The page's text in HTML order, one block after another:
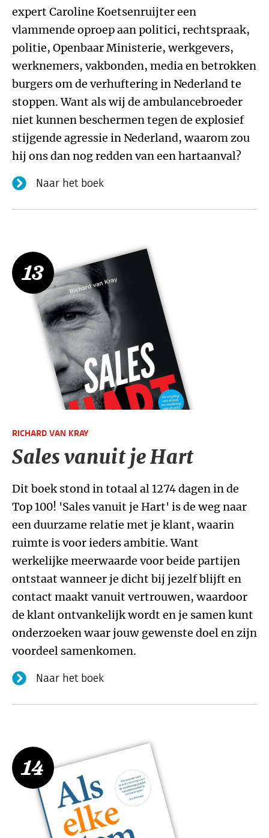
expert Caroline Koetsenruijter een
vlammende oproep aan politici, rechtspraak,
politie, Openbaar Ministerie, werkgevers,
werknemers, vakbonden, media en betrokken
burgers om de verhuftering in Nederland te
stoppen. Want als wij de ambulancebroeder
niet kunnen beschermen tegen de explosief
stijgende agressie in Nederland, waarom zou
hij ons dan nog redden van een hartaanval?
Naar het boek
13
RICHARD VAN KRAY
Sales vanuit je Hart
Dit boek stond in totaal al 1274 dagen in de
Top 100! 'Sales vanuit je Hart' is de weg naar
een duurzame relatie met je klant, waarin
ruimte is voor ieders ambitie. Want
werkelijke meerwaarde voor beide partijen
ontstaat wanneer je dicht bij jezelf blijft en
contact maakt vanuit vertrouwen, waardoor
de klant ontvankelijk wordt en je samen kunt
onderzoeken waar jouw gewenste doel en zijn
voordeel samenkomen.
Naar het boek
14